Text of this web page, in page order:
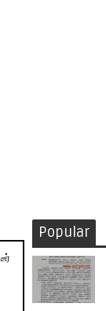
Popular